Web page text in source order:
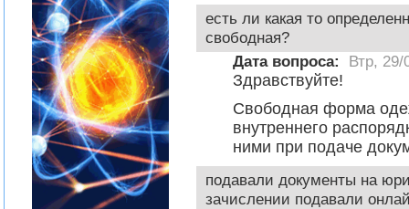
есть ли какая то
свободная?
Дата вопроса:
Втр, 29/
Здравствуйте!
Свободная форма
внутреннего
ними при подаче
подавали документы на
зачислении подавали